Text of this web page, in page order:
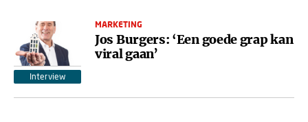
Interview
MARKETING
Jos Burgers: ‘Een goede grap kan
viral gaan’